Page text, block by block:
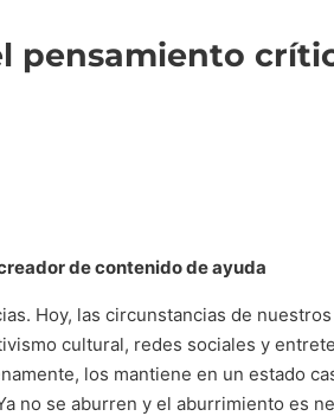
pensamiento
de contenido de ayuda
Hoy, las circunstancias de
cultural, redes sociales y
los mantiene en un estado
no se aburren y el aburrimiento es